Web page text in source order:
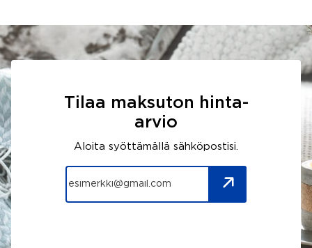
Tilaa maksuton hinta-
arvio
Aloita syöttämällä sähköpostisi.